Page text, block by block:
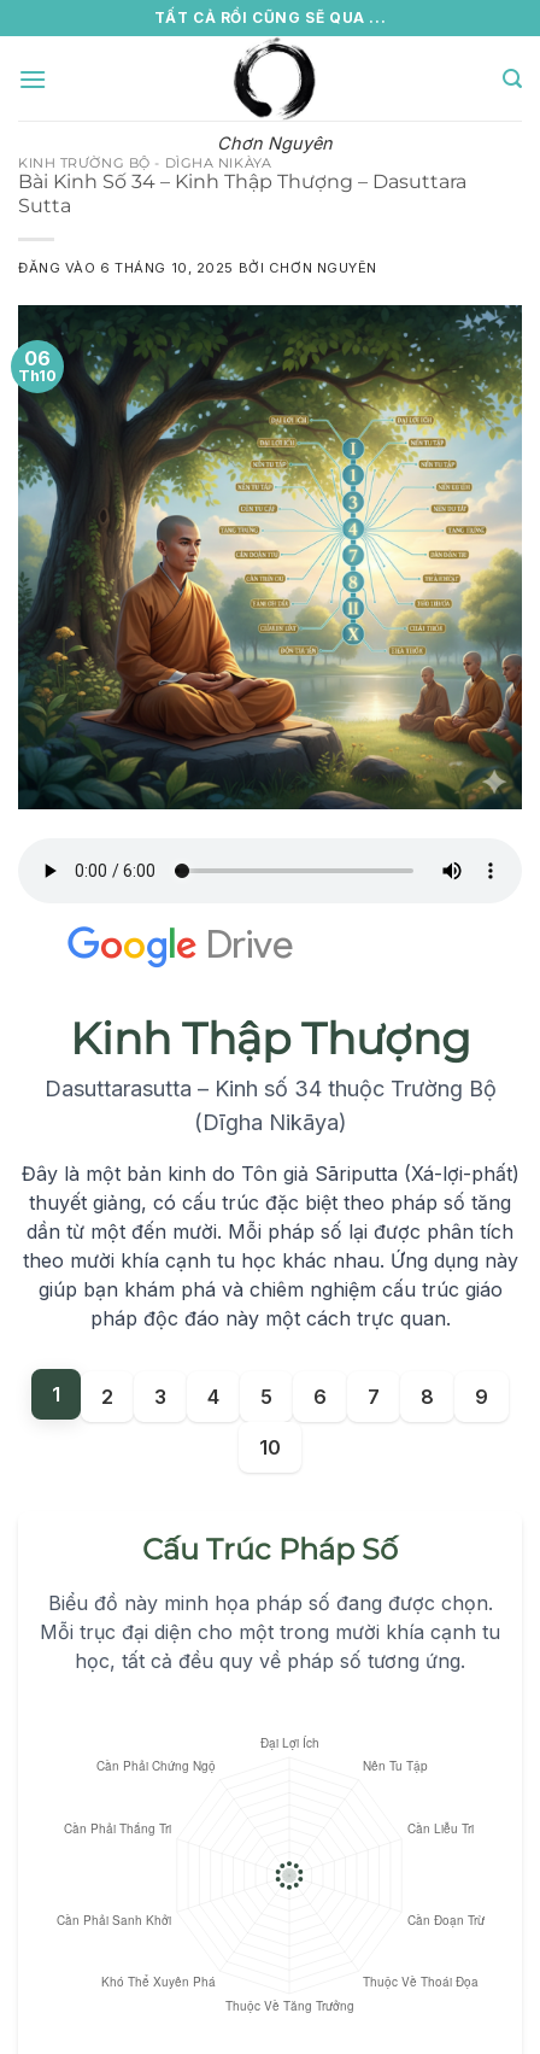
qua
nội
TẤT CẢ RỒI CŨNG SẼ QUA ...
Chơn Nguyên
KINH TRƯỜNG BỘ - DÌGHA NIKÀYA
Bài Kinh Số 34 – Kinh Thập Thượng – Dasuttara
Sutta
ĐĂNG VÀO 6 THÁNG 10, 2025 BỞI CHƠN NGUYÊN
06
Th10
Kinh Thập Thượng
Dasuttarasutta – Kinh số 34 thuộc Trường Bộ
(Dīgha Nikāya)
Đây là một bản kinh do Tôn giả Sāriputta (Xá-lợi-phất)
thuyết giảng, có cấu trúc đặc biệt theo pháp số tăng
dần từ một đến mười. Mỗi pháp số lại được phân tích
theo mười khía cạnh tu học khác nhau. Ứng dụng này
giúp bạn khám phá và chiêm nghiệm cấu trúc giáo
pháp độc đáo này một cách trực quan.
1 2 3 4 5 6 7 8 9
10
Cấu Trúc Pháp Số
Biểu đồ này minh họa pháp số đang được chọn.
Mỗi trục đại diện cho một trong mười khía cạnh tu
học, tất cả đều quy về pháp số tương ứng.